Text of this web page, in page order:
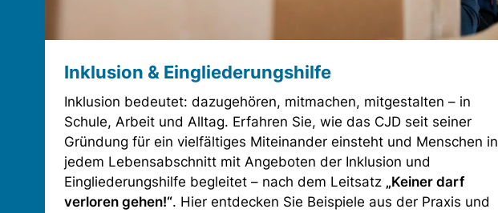
Inklusion & Eingliederungshilfe
Inklusion bedeutet: dazugehören, mitmachen, mitgestalten – in
Schule, Arbeit und Alltag. Erfahren Sie, wie das CJD seit seiner
Gründung für ein vielfältiges Miteinander einsteht und Menschen in
jedem Lebensabschnitt mit Angeboten der Inklusion und
Eingliederungshilfe begleitet – nach dem Leitsatz „Keiner darf
verloren gehen!“. Hier entdecken Sie Beispiele aus der Praxis und